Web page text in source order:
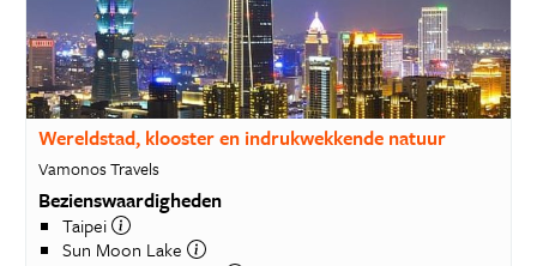
Wereldstad, klooster en indrukwekkende natuur
Vamonos Travels
Bezienswaardigheden
Taipei
Sun Moon Lake